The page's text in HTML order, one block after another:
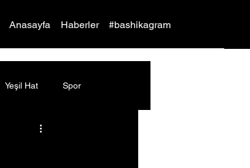
Anasayfa Haberler #bashikagram
Yeşil Hat Spor